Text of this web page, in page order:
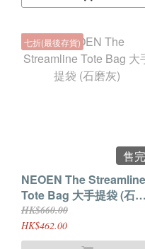
七折(最後存貨)
售完
NEOEN The Streamline
Tote Bag 大手提袋 (石磨
灰)
HK$660.00
HK$462.00